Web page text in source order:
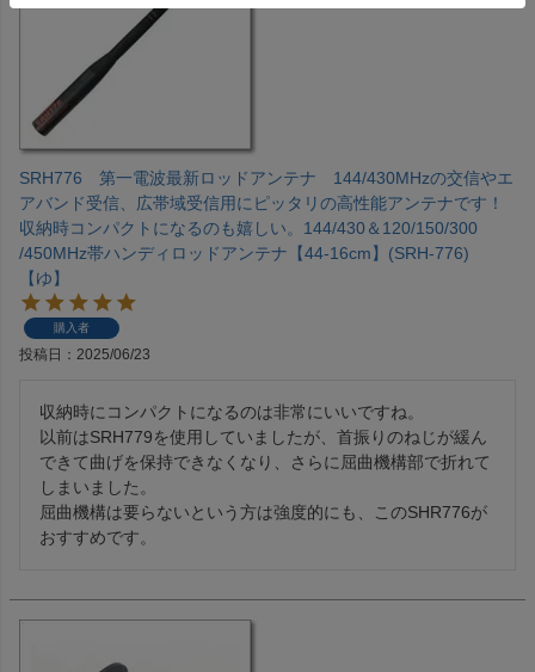
SRH776 第一電波最新ロッドアンテナ 144/430MHzの交信やエ
アバンド受信、広帯域受信用にピッタリの高性能アンテナです！
収納時コンパクトになるのも嬉しい。144/430＆120/150/300
/450MHz帯ハンディロッドアンテナ【44-16cm】(SRH-776)
【ゆ】
購入者
投稿日 2025/06/23
収納時にコンパクトになるのは非常にいいですね。
以前はSRH779を使用していましたが、首振りのねじが緩ん
できて曲げを保持できなくなり、さらに屈曲機構部で折れて
しまいました。
屈曲機構は要らないという方は強度的にも、このSHR776が
おすすめです。